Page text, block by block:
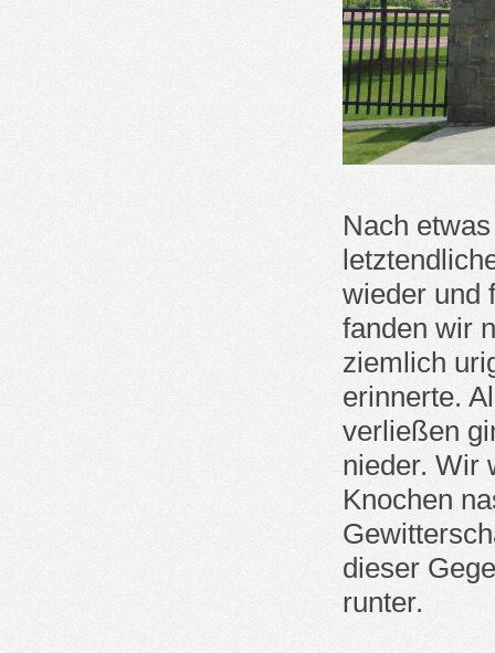
Nach
wieder und
fanden wir
ziemlich
erinnerte.
verließen
nieder. Wir
Knochen
dieser
runter.